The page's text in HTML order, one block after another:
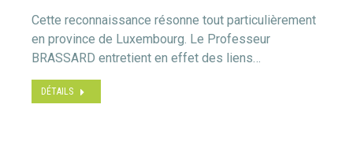
Cette reconnaissance résonne tout particulièrement
en province de Luxembourg. Le Professeur
BRASSARD entretient en effet des liens…
DÉTAILS